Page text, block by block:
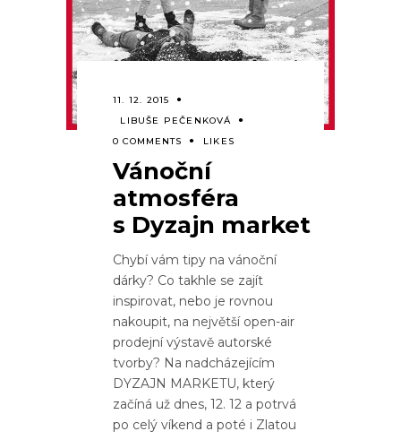
11. 12. 2015
LIBUŠE PEČENKOVÁ
0 COMMENTS
LIKES
Vánoční
atmosféra
s Dyzajn market
Chybí vám tipy na vánoční
dárky? Co takhle se zajít
inspirovat, nebo je rovnou
nakoupit, na největší open-air
prodejní výstavě autorské
tvorby? Na nadcházejícím
DYZAJN MARKETU, který
začíná už dnes, 12. 12 a potrvá
po celý víkend a poté i Zlatou